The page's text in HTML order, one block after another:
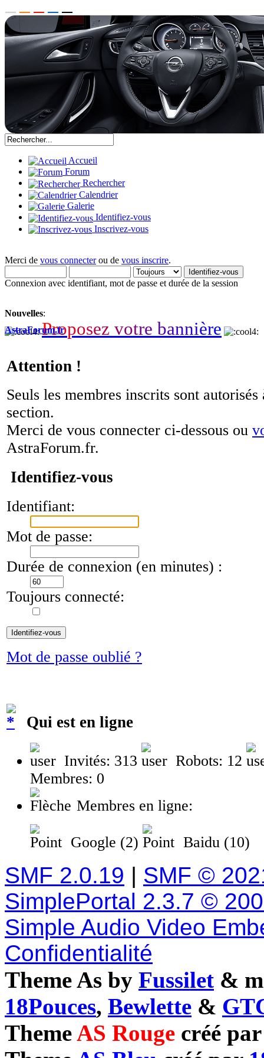
Accueil
Forum
Rechercher
Calendrier
Galerie
Identifiez-vous
Inscrivez-vous
Merci de vous connecterou de vous inscrire.
Connexion avec identifiant, mot de passe et durée de la session
Nouvelles:
Proposez votre bannière
AstraForum.fr
Attention !
Seuls les membres inscrits sont autorisés
section.
Merci de vous connecter ci-dessous ou
AstraForum.fr.
Identifiez-vous
Identifiant:
Mot de passe:
Durée de connexion (en minutes) :
Toujours connecté:
Mot de passe oublié ?
Qui est en ligne
Invités: 313
Robots: 12
Membres: 0
Membres en ligne:
Google (2) Baidu (10)
SMF 2.0.19 | SMF ©
SimplePortal 2.3.7 ©
Simple Audio Video
Confidentialité
Theme As by Fussilet &
18Pouces, Bewlette &
ThemeAS Rouge créé